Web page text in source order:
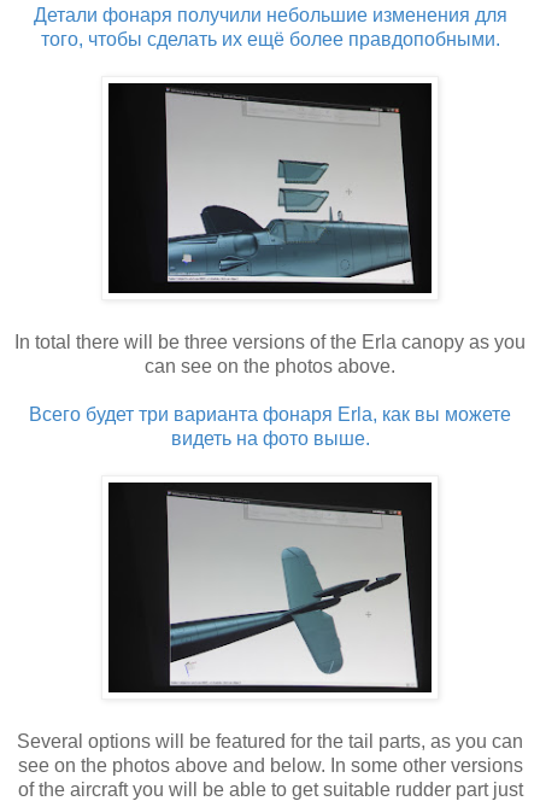
Детали фонаря получили небольшие изменения для
того, чтобы сделать их ещё более правдопобными.
In total there will be three versions of the Erla canopy as you
can see on the photos above.
Всего будет три варианта фонаря Erla, как вы можете
видеть на фото выше.
Several options will be featured for the tail parts, as you can
see on the photos above and below. In some other versions
of the aircraft you will be able to get suitable rudder part just